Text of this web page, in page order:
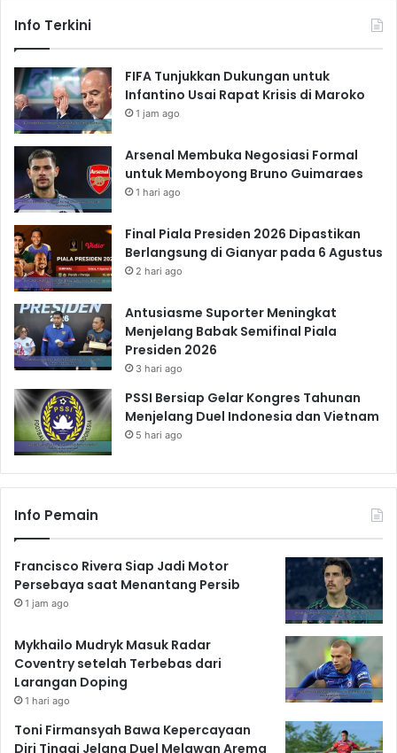
Info Terkini
FIFA Tunjukkan Dukungan untuk
Infantino Usai Rapat Krisis di Maroko
1 jam ago
Arsenal Membuka Negosiasi Formal
untuk Memboyong Bruno Guimaraes
1 hari ago
Final Piala Presiden 2026 Dipastikan
Berlangsung di Gianyar pada 6 Agustus
2 hari ago
Antusiasme Suporter Meningkat
Menjelang Babak Semifinal Piala
Presiden 2026
3 hari ago
PSSI Bersiap Gelar Kongres Tahunan
Menjelang Duel Indonesia dan Vietnam
5 hari ago
Info Pemain
Francisco Rivera Siap Jadi Motor
Persebaya saat Menantang Persib
1 jam ago
Mykhailo Mudryk Masuk Radar
Coventry setelah Terbebas dari
Larangan Doping
1 hari ago
Toni Firmansyah Bawa Kepercayaan
Diri Tinggi Jelang Duel Melawan Arema